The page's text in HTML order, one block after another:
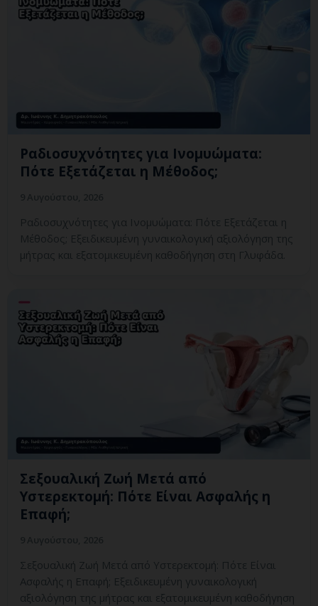
Ραδιοσυχνότητες για Ινομυώματα:
Πότε Εξετάζεται η Μέθοδος;
Ραδιοσυχνότητες για Ινομυώματα: Πότε Εξετάζεται η
Μέθοδος; Εξειδικευμένη γυναικολογική αξιολόγηση της
μήτρας και εξατομικευμένη καθοδήγηση στη Γλυφάδα.
Σεξουαλική Ζωή Μετά από
Υστερεκτομή: Πότε Είναι Ασφαλής η
Επαφή;
Σεξουαλική Ζωή Μετά από Υστερεκτομή: Πότε Είναι
Ασφαλής η Επαφή; Εξειδικευμένη γυναικολογική
αξιολόγηση της μήτρας και εξατομικευμένη καθοδήγηση